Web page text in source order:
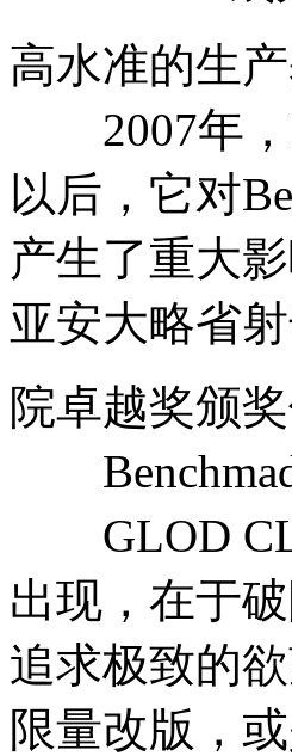
高水准的生产
2007年，
以后，它对
产生了重大
亚安大略省
院卓越奖颁
GLOD
出现，在于
追求极致的
限量改版，